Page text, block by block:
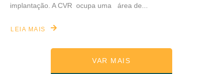
implantação. A CVR ocupa uma área de...
LEIA MAIS
VAR MAIS